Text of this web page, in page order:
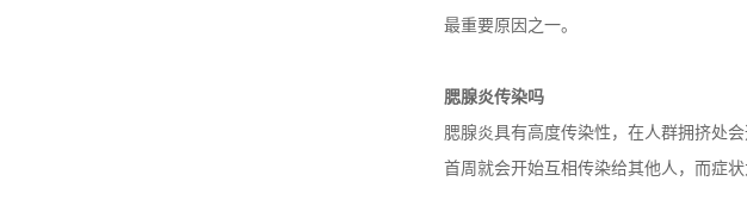
最重要原因之一。
腮腺炎传染吗
腮腺炎具有高度传染性，在人群拥挤处
首周就会开始互相传染给其他人，而症状